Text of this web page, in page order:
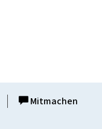
Mitmachen